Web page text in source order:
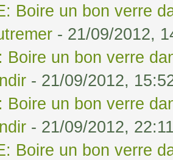
Boire un bon verre
- 21/09/2012,
Boire un bon verre
- 21/09/2012,
Boire un bon verre
- 21/09/2012,
Boire un bon verre